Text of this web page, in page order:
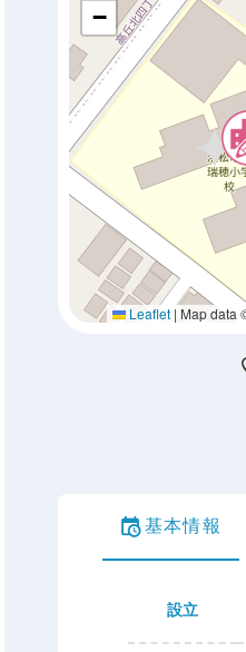
−
Leaflet | Map data
基本情報
設立